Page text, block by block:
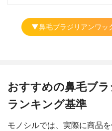
▼鼻毛ブラジリアンワッ
おすすめの鼻毛ブ
ランキング基準
モノシルでは、実際に商品